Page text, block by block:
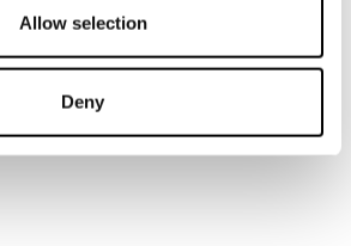
Allow selection
Deny